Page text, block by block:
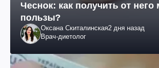
Чеснок: как получить от него
пользы?
Оксана Скиталинская2 дня назад
Врач-диетолог